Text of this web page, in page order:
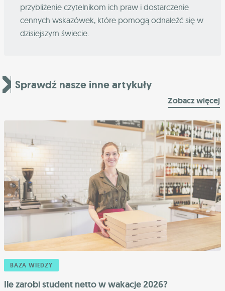
przybliżenie czytelnikom ich praw i dostarczenie
cennych wskazówek, które pomogą odnaleźć się w
dzisiejszym świecie.
Sprawdź nasze inne artykuły
Zobacz więcej
BAZA WIEDZY
Ile zarobi student netto w wakacje 2026?